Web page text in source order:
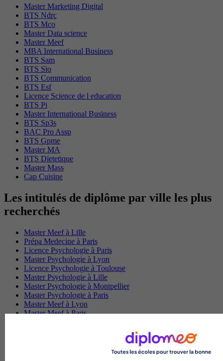
Master Marketing Digital
BTS Ndrc
BTS Mco
Master Data science
Master Meef
MBA International Business
BTS Sam
BTS Sio
BTS Communication
BTS Esf
Licence Science de l education
BTS Pi
Master International Business
BTS Sp3s
BAC Pro Assp
BTS Gpme
Master MA
BTS Dietetique
Master Mass
Cap Cuisine
Les intitulés de diplôme par ville les plus
recherchés
Master Meef à Lille
Prépa Medecine à Paris
Licence Psychologie à Paris
Master Psychologie à Lyon
Licence Psychologie à Toulouse
Master Psychologie à Lille
Master Psychologie à Montpellier
Master Psychologie à Paris
Master Meef à Lyon
Master Meef à Paris